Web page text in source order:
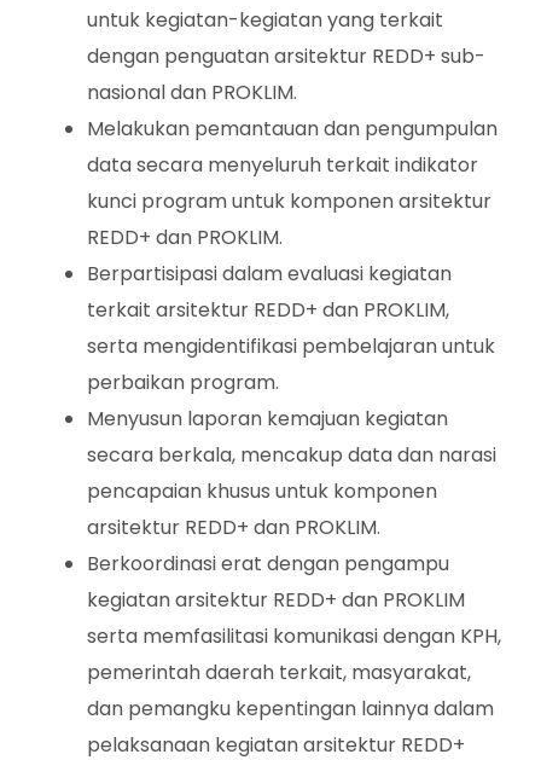
untuk kegiatan-kegiatan yang terkait
dengan penguatan arsitektur REDD+ sub-
nasional dan PROKLIM.
Melakukan pemantauan dan pengumpulan
data secara menyeluruh terkait indikator
kunci program untuk komponen arsitektur
REDD+ dan PROKLIM.
Berpartisipasi dalam evaluasi kegiatan
terkait arsitektur REDD+ dan PROKLIM,
serta mengidentifikasi pembelajaran untuk
perbaikan program.
Menyusun laporan kemajuan kegiatan
secara berkala, mencakup data dan narasi
pencapaian khusus untuk komponen
arsitektur REDD+ dan PROKLIM.
Berkoordinasi erat dengan pengampu
kegiatan arsitektur REDD+ dan PROKLIM
serta memfasilitasi komunikasi dengan KPH,
pemerintah daerah terkait, masyarakat,
dan pemangku kepentingan lainnya dalam
pelaksanaan kegiatan arsitektur REDD+